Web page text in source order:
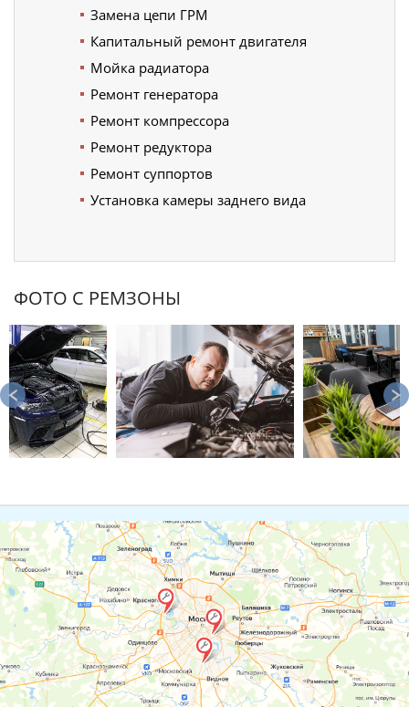
Замена цепи ГРМ
Капитальный ремонт двигателя
Мойка радиатора
Ремонт генератора
Ремонт компрессора
Ремонт редуктора
Ремонт суппортов
Установка камеры заднего вида
ФОТО С РЕМЗОНЫ